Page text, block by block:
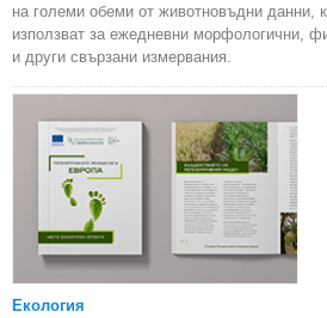
на големи обеми от животновъдни данни,
използват за ежедневни морфологични,
и други свързани измервания.
Екология